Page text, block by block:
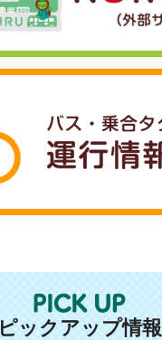
ピックアップ情報